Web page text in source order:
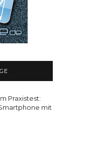
Praxistest:
mit